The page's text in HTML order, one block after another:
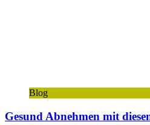
Blog
Gesund Abnehmen mit